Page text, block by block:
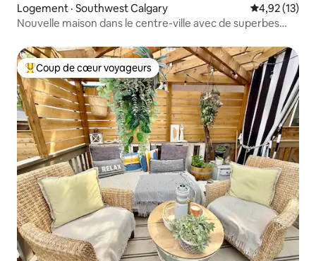
Logement · Southwest Calgary Note
4,92 (13)
Nouvelle maison dans le centre-ville avec de superbes
Coup de cœur voyageurs parmi les plus aimés
Coup de cœur voyageurs